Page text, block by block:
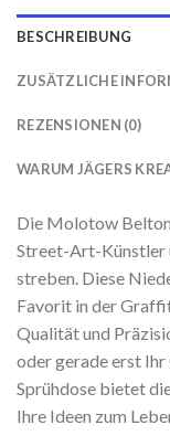
BESCHREIBUNG
ZUSÄTZLICHE
REZENSIONEN (0)
WARUM JÄGERS
Die Molotow
Street-Art-Künstler
streben. Diese
Favorit in der
Qualität und
oder gerade erst
Sprühdose bietet
Ihre Ideen zum